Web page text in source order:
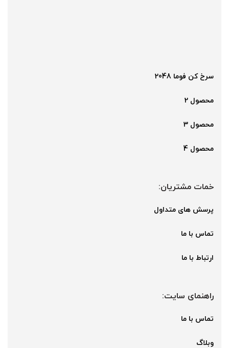
سرخ کن فوما 2048
محصول 2
محصول 3
محصول 4
خمات مشتریان:
پرسش های متداول
تماس با ما
ارتباط با ما
راهنمای سایت:
تماس با ما
وبلاگ